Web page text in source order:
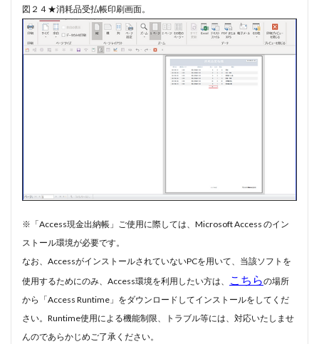
図２４★消耗品受払帳印刷画面。
※「Access現金出納帳」ご使用に際しては、Microsoft Access のイン
ストール環境が必要です。
なお、AccessがインストールされていないPCを用いて、当該ソフトを
使用するためにのみ、Access環境を利用したい方は、
こちらの場所
から「Access Runtime」をダウンロードしてインストールをしてくだ
さい。Runtime使用による機能制限、トラブル等には、対応いたしませ
んのであらかじめご了承ください。